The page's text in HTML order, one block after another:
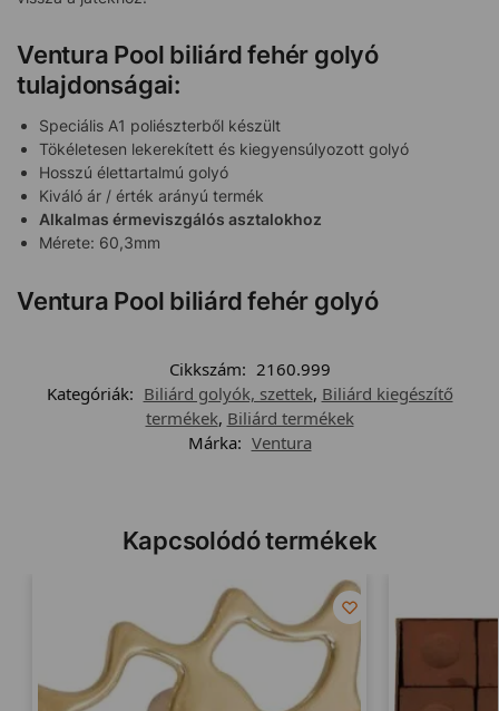
Ventura Pool biliárd fehér golyó
tulajdonságai:
Speciális A1 poliészterből készült
Tökéletesen lekerekített és kiegyensúlyozott golyó
Hosszú élettartalmú golyó
Kiváló ár / érték arányú termék
Alkalmas érmeviszgálós asztalokhoz
Mérete: 60,3mm
Ventura Pool biliárd fehér golyó
Cikkszám: 2160.999
Kategóriák: Biliárd golyók, szettek, Biliárd kiegészítő
termékek, Biliárd termékek
Márka: Ventura
Kapcsolódó termékek